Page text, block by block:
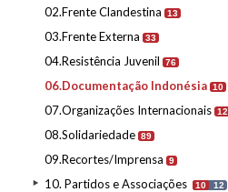
02.Frente Clandestina 13
03.Frente Externa 33
04.Resistência Juvenil 76
06.Documentação Indonésia 10
07.Organizações Internacionais 12
08.Solidariedade 89
09.Recortes/Imprensa 9
10. Partidos e Associações 10 12